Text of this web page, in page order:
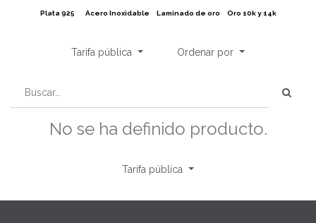
Plata 925 Acero Inoxidable Laminado de oro Oro 10k y 14k
Tarifa pública Ordenar por
No se ha definido producto.
Tarifa pública